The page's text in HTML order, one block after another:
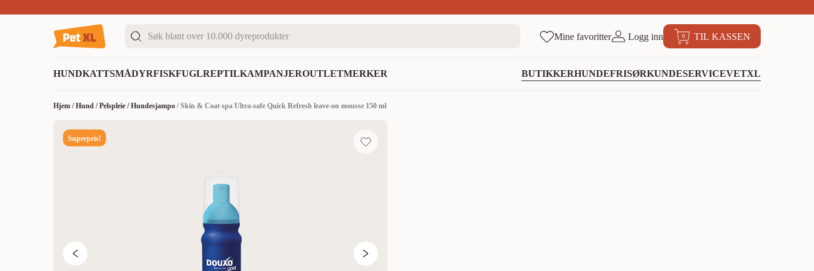
Mine favoritter Logg inn 0 TIL KASSEN
HUNDKATTSMÅDYRFISKFUGLREPTILKAMPANJEROUTLETMERKER BUTIKKERHUNDEFRISØRKUNDESERVICEVETXL
Hjem /Hund /Pelspleie /Hundesjampo /Skin & Coat spa Ultra-safe Quick Refresh leave-on mousse 150 ml
Superpris!